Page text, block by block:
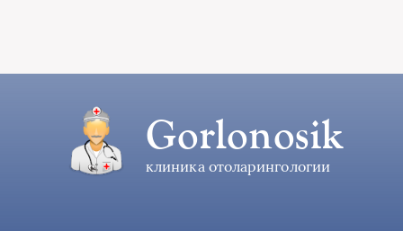
Gorlonosik
клиника отоларингологии